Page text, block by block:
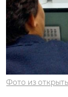
Фото из